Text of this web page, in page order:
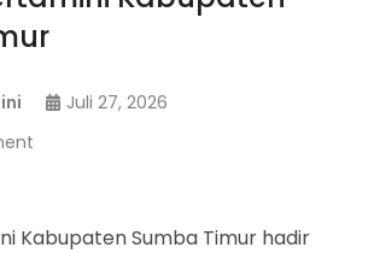
Juli 27, 2026
Kabupaten
Kabupaten Sumba Timur hadir